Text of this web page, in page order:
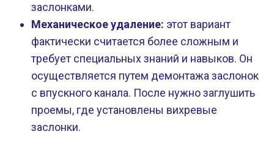
заслонками.
Механическое удаление: этот вариант
фактически считается более сложным и
требует специальных знаний и навыков. Он
осуществляется путем демонтажа заслонок
с впускного канала. После нужно заглушить
проемы, где установлены вихревые
заслонки.